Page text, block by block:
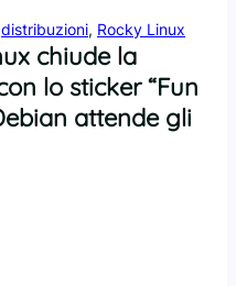
distribuzioni, Rocky Linux
chiude la
lo sticker “Fun
attende gli